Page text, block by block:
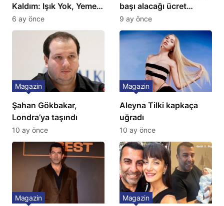
Kaldım: Işık Yok, Yemek
Yok, Tuvalet Yok!”
Çağla Şikel’den Şok
6 ay önce
başı alacağı ücret
Türkiye’de bir ilk:
Gözünü 2 ilçeye dikti!
9 ay önce
Şahan Gökbakar,
Londra’ya taşındı
Magazin
10 ay önce
Aleyna Tilki kapkaça
uğradı
Magazin
10 ay önce
Magazin Magazin